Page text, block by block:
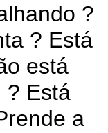
?
? Está
está
? Está
a